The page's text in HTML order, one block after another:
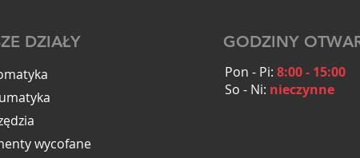
DZIAŁY
wycofane
GODZINY
Pon - Pi: 8:00 - 15:00
So - Ni: nieczynne